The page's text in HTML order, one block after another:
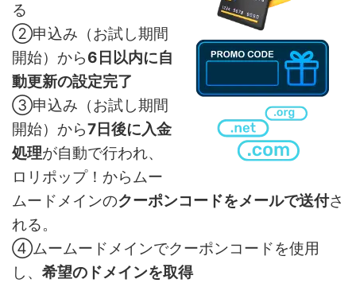
る
②申込み（お試し期間
開始）から6日以内に自
動更新の設定完了
③申込み（お試し期間
開始）から7日後に入金
処理が自動で行われ、
ロリポップ！からムー
ムードメインのクーポンコードをメールで送付さ
れる。
④ムームードメインでクーポンコードを使用
し、 希望のドメインを取得